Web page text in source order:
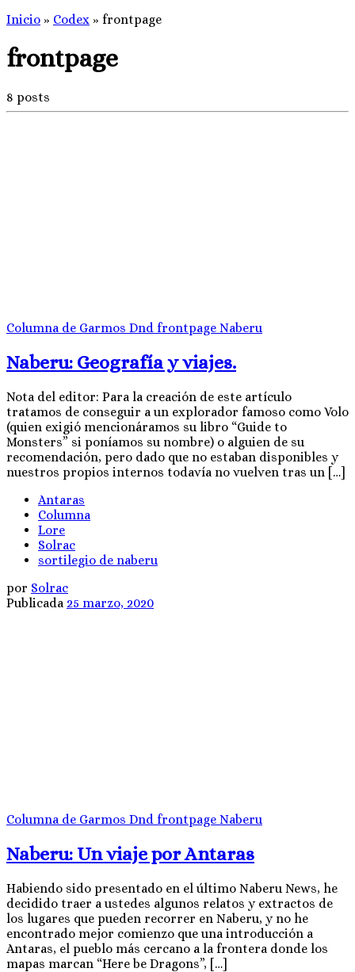
Inicio » Codex » frontpage
frontpage
8 posts
Columna de Garmos Dnd frontpage Naberu
Naberu: Geografía y viajes.
Nota del editor: Para la creación de este artículo
tratamos de conseguir a un explorador famoso como Volo
(quien exigió mencionáramos su libro “Guide to
Monsters” si poníamos su nombre) o alguien de su
recomendación, pero dado que no estaban disponibles y
nuestros propios internos todavía no vuelven tras un […]
Antaras
Columna
Lore
Solrac
sortilegio de naberu
por Solrac
Publicada 25 marzo, 2020
Columna de Garmos Dnd frontpage Naberu
Naberu: Un viaje por Antaras
Habiendo sido presentado en el último Naberu News, he
decidido traer a ustedes algunos relatos y extractos de
los lugares que pueden recorrer en Naberu, y no he
encontrado mejor comienzo que una introducción a
Antaras, el pueblo más cercano a la frontera donde los
mapas marcan “Here be Dragons”, […]